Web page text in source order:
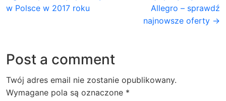
w Polsce w 2017 roku
Allegro – sprawdź
najnowsze oferty →
Post a comment
Twój adres email nie zostanie opublikowany.
Wymagane pola są oznaczone *